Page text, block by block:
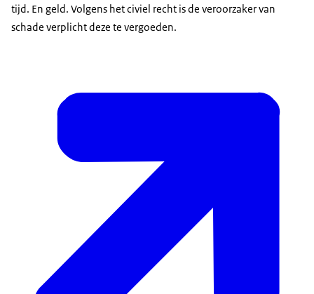
tijd. En geld. Volgens het civiel recht is de veroorzaker van
schade verplicht deze te vergoeden.